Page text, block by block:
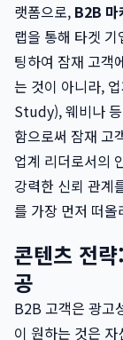
랫폼으로, B2B 마
랩을 통해 타겟
팅하여 잠재 고객
는 것이 아니라,
Study), 웨비나
함으로써 잠재 고
업계 리더로서의
강력한 신뢰 관계
를 가장 먼저 떠
콘텐츠 전
공
B2B 고객은 광고
이 원하는 것은